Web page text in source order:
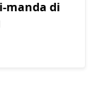
manda di